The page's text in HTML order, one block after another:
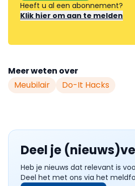
Heeft u al een abonnement?
Klik hier om aan te melden
Meer weten over
Meubilair
Do-It Hacks
Deel je
Heb je nieuws dat relevant is
Deel het met ons via het